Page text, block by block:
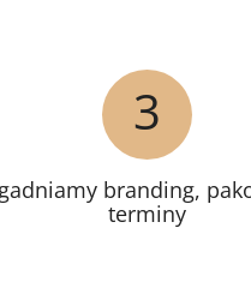
3
branding,
terminy